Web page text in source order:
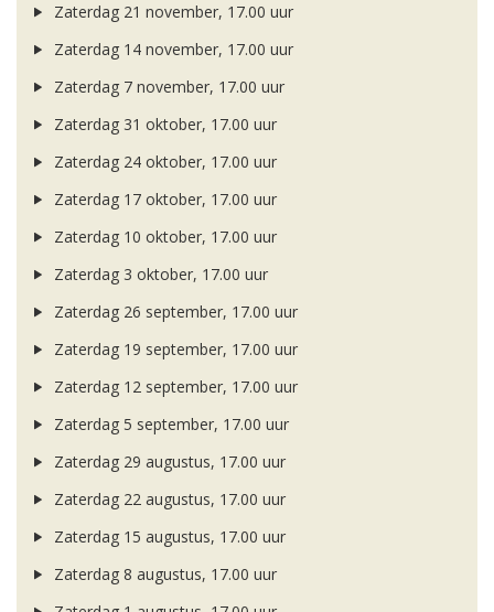
Zaterdag 21 november, 17.00 uur
Zaterdag 14 november, 17.00 uur
Zaterdag 7 november, 17.00 uur
Zaterdag 31 oktober, 17.00 uur
Zaterdag 24 oktober, 17.00 uur
Zaterdag 17 oktober, 17.00 uur
Zaterdag 10 oktober, 17.00 uur
Zaterdag 3 oktober, 17.00 uur
Zaterdag 26 september, 17.00 uur
Zaterdag 19 september, 17.00 uur
Zaterdag 12 september, 17.00 uur
Zaterdag 5 september, 17.00 uur
Zaterdag 29 augustus, 17.00 uur
Zaterdag 22 augustus, 17.00 uur
Zaterdag 15 augustus, 17.00 uur
Zaterdag 8 augustus, 17.00 uur